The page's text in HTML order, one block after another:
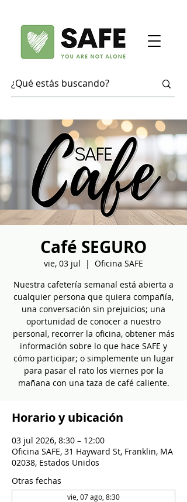
Café SEGURO
vie, 03 jul
  |
Oficina SAFE
Nuestra cafetería semanal está abierta a
cualquier persona que quiera compañía,
una conversación sin prejuicios; una
oportunidad de conocer a nuestro
personal, recorrer la oficina, obtener más
información sobre lo que hace SAFE y
cómo participar; o simplemente un lugar
para pasar el rato los viernes por la
mañana con una taza de café caliente.
Horario y ubicación
03 jul 2026, 8:30 – 12:00
Oficina SAFE, 31 Hayward St, Franklin, MA
02038, Estados Unidos
Otras fechas
vie, 07 ago, 8:30